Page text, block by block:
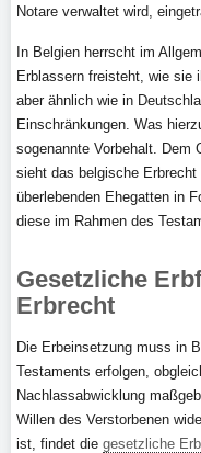
Notare verwaltet wird,
In Belgien herrscht im
Erblassern freisteht, wie sie
aber ähnlich wie in
Einschränkungen. Was
sogenannte Vorbehalt. Dem
sieht das belgische
überlebenden Ehegatten in
diese im Rahmen des
Gesetzliche
Erbrecht
Die Erbeinsetzung muss in
Testaments erfolgen,
Nachlassabwicklung
Willen des Verstorbenen
ist, findet die gesetzliche